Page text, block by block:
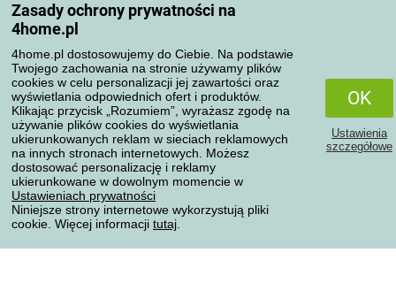
Zasady ochrony prywatności na
4home.pl
4home.pl dostosowujemy do Ciebie. Na podstawie
Twojego zachowania na stronie używamy plików
cookies w celu personalizacji jej zawartości oraz
wyświetlania odpowiednich ofert i produktów.
Klikając przycisk „Rozumiem”, wyrażasz zgodę na
używanie plików cookies do wyświetlania
ukierunkowanych reklam w sieciach reklamowych
na innych stronach internetowych. Możesz
dostosować personalizację i reklamy
ukierunkowane w dowolnym momencie w
Ustawieniach prywatności
Niniejsze strony internetowe wykorzystują pliki
cookie. Więcej informacji tutaj
OK
Ustawienia
szczegółowe
Zasady przetwarzania recenzji
Sposoby transportu
Metody płatności
Niezawodny sklep